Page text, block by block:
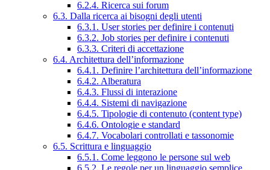
6.2.4. Ricerca sui forum
6.3. Dalla ricerca ai bisogni degli utenti
6.3.1. User stories per definire i contenuti
6.3.2. Job stories per definire i contenuti
6.3.3. Criteri di accettazione
6.4. Architettura dell’informazione
6.4.1. Definire l’architettura dell’informazione
6.4.2. Alberatura
6.4.3. Flussi di interazione
6.4.4. Sistemi di navigazione
6.4.5. Tipologie di contenuto (content type)
6.4.6. Ontologie e standard
6.4.7. Vocabolari controllati e tassonomie
6.5. Scrittura e linguaggio
6.5.1. Come leggono le persone sul web
6.5.2. Le regole per un linguaggio semplice